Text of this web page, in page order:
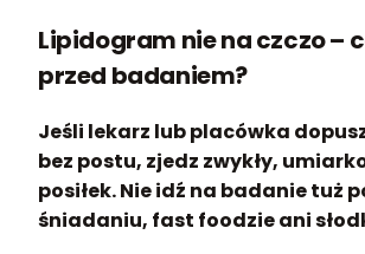
Lipidogram nie na czczo –
przed badaniem?
Jeśli lekarz lub placówka
bez postu, zjedz zwykły,
posiłek. Nie idź na badanie tuż
śniadaniu, fast foodzie ani